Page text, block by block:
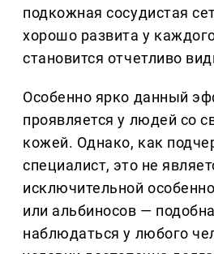
подкожная сосудистая
хорошо развита у
становится отчетливо
Особенно ярко данный
проявляется у людей со
кожей. Однако, как
специалист, это не
исключительной
или альбиносов —
наблюдаться у любого